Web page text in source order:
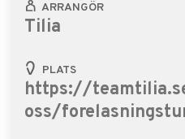
ARRANGÖR
Tilia
PLATS
https://
oss/